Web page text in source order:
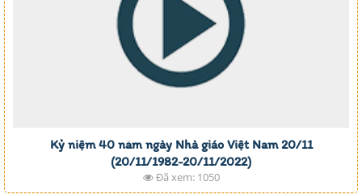
Kỷ niệm 40 năm ngày Nhà giáo Việt Nam 20/11
(20/11/1982-20/11/2022)
Đã xem: 1050